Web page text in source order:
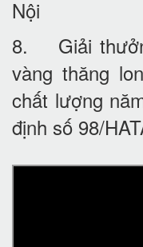
Nội
8. Giải
vàng thăng
chất lượng
định số 98/